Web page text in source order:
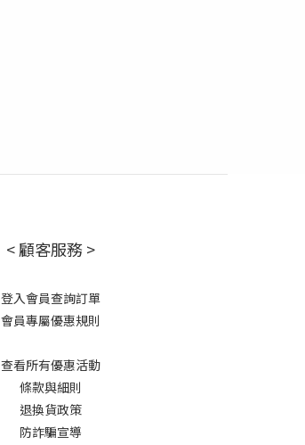
< 顧客服務 >
登入會員查詢訂單
會員專屬優惠規則
查看所有優惠活動
條款與細則
退換貨政策
防詐騙宣導